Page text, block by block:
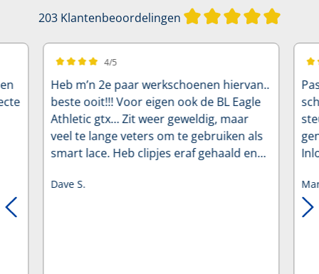
203 Klantenbeoordelingen
4/5
Heb m’n 2e paar werkschoenen hiervan..
beste ooit!!! Voor eigen ook de BL Eagle
Athletic gtx… Zit weer geweldig, maar
veel te lange veters om te gebruiken als
smart lace. Heb clipjes eraf gehaald en
Dave S.